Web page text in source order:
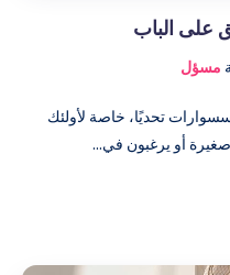
على الباب
مسؤل
تحديًا، خاصة لأولئك
أو يرغبون في...